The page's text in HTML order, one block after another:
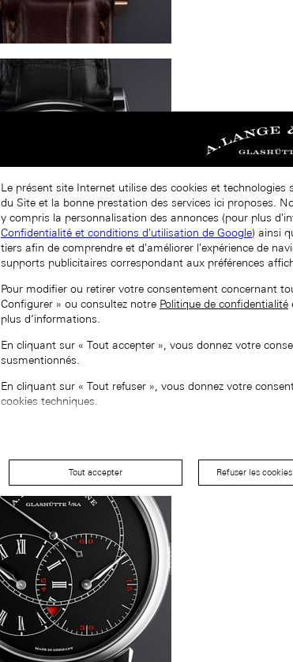
Le présent site Internet utilise des cookies et
du Site et la bonne prestation des services ici proposes.
y compris la personnalisation des annonces (pour plus
Confidentialité et conditions d'utilisation de Google) ainsi
tiers afin de comprendre et d'améliorer l'expérience de
supports publicitaires correspondant aux préférences
Pour modifier ou retirer votre consentement concernant
Configurer » ou consultez notre Politique de confidentialité
plus d’informations.
En cliquant sur « Tout accepter », vous donnez votre
susmentionnés.
En cliquant sur « Tout refuser », vous donnez votre
cookies techniques.
Tout accepter Refuser les